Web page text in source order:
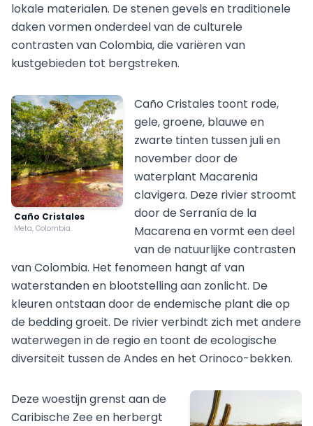
lokale materialen. De stenen gevels en traditionele
daken vormen onderdeel van de culturele
contrasten van Colombia, die variëren van
kustgebieden tot bergstreken.
Caño Cristales
Meta, Colombia
Caño Cristales toont rode,
gele, groene, blauwe en
zwarte tinten tussen juli en
november door de
waterplant Macarenia
clavigera. Deze rivier stroomt
door de Serranía de la
Macarena en vormt een deel
van de natuurlijke contrasten
van Colombia. Het fenomeen hangt af van
waterstanden en blootstelling aan zonlicht. De
kleuren ontstaan door de endemische plant die op
de bedding groeit. De rivier verbindt zich met andere
waterwegen in de regio en toont de ecologische
diversiteit tussen de Andes en het Orinoco-bekken.
Deze woestijn grenst aan de
Caribische Zee en herbergt